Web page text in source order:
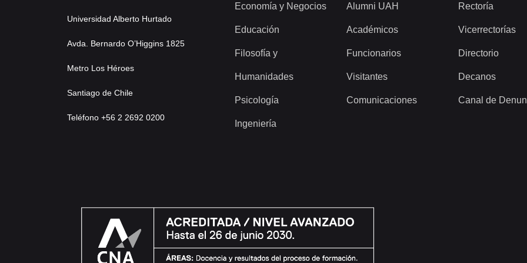
Universidad Alberto Hurtado
Avda. Bernardo O’Higgins 1825
Metro Los Héroes
Santiago de Chile
Teléfono +56 2 2692 0200
Economía y Negocios
Educación
Filosofía y
Humanidades
Psicología
Ingeniería
Alumni UAH
Académicos
Funcionarios
Visitantes
Comunicaciones
Rectoría
Vicerrectorías
Directorio
Decanos
Canal de